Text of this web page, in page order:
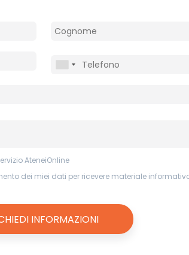
AteneiOnline
dei miei dati per ricevere materiale